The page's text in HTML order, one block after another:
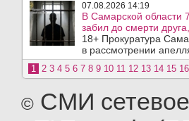
07.08.2026 14:19
В Самарской области
забил до смерти
18+ Прокуратура
в рассмотрении
1 2 3 4 5 6 7 8 9 10 11 12 13 14 15 16
© СМИ